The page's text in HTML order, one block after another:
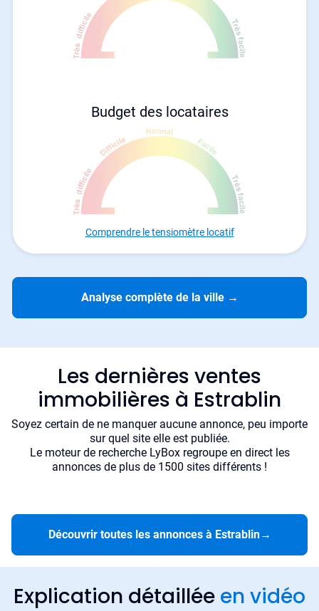
Budget des locataires
Comprendre le tensiomètre locatif
Analyse complète de la ville →
Les dernières ventes
immobilières à Estrablin
Soyez certain de ne manquer aucune annonce, peu importe
sur quel site elle est publiée.
Le moteur de recherche LyBox regroupe en direct les
annonces de plus de 1500 sites différents !
Découvrir toutes les annonces à Estrablin→
Explication détaillée en vidéo